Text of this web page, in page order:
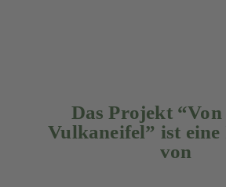
Das Projekt
Vulkaneifel” ist
von